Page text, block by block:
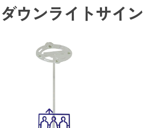
おすすめキーワード
#ダウンライトキャップ
1way突出しサイン
3way突出しサイン
壁付サイン
ダウンライトサイン